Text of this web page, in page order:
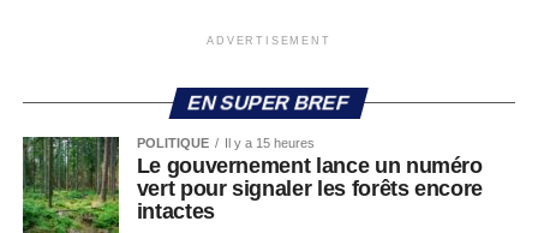
ADVERTISEMENT
EN SUPER BREF
POLITIQUE Il y a 15 heures
Le gouvernement lance un numéro
vert pour signaler les forêts encore
intactes